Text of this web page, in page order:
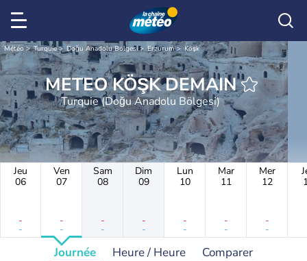
Météo Turquie Doğu Anadolu Bölgesi Erzurum Köşk
METEO KÖŞK DEMAIN
Turquie (Doğu Anadolu Bölgesi)
Jeu
06
-
-
Ven
07
-
-
Sam
08
-
-
Dim
09
-
-
Lun
10
-
-
Mar
11
-
-
Mer
12
-
-
Journée Heure / Heure Comparer